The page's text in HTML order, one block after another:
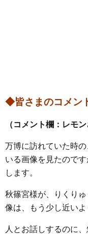
◆皆さまのコメン
（コメント欄：レモン
万博に訪れていた時
いる画像を見たので
します。
秋篠宮様が、りくり
像は、もう少し近いよ
人とお話しするのに